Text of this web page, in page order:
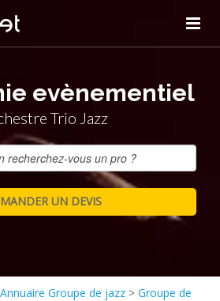
evènementiel
Trio Jazz
Annuaire Groupe de jazz > Groupe de